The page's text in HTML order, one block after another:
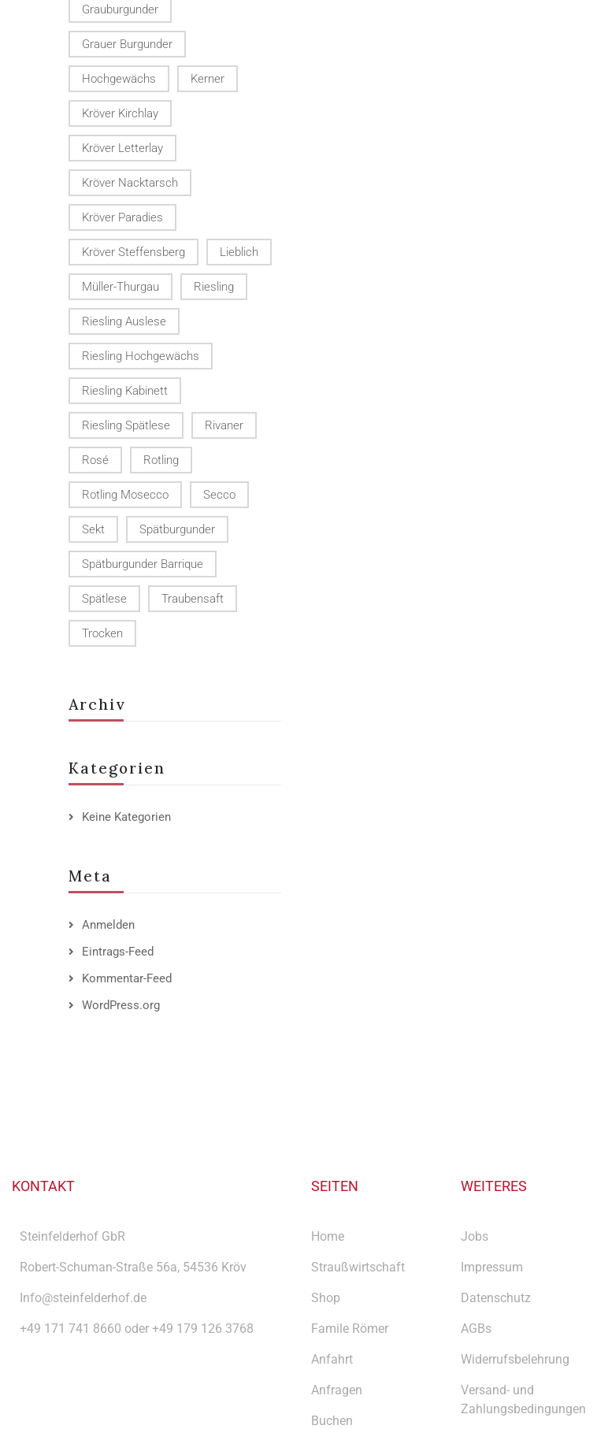
Grauburgunder
Grauer Burgunder
Hochgewächs Kerner
Kröver Kirchlay
Kröver Letterlay
Kröver Nacktarsch
Kröver Paradies
Kröver Steffensberg Lieblich
Müller-Thurgau Riesling
Riesling Auslese
Riesling Hochgewächs
Riesling Kabinett
Riesling Spätlese Rivaner
Rosé Rotling
Rotling Mosecco Secco
Sekt Spätburgunder
Spätburgunder Barrique
Spätlese Traubensaft
Trocken
Archiv
Kategorien
Keine Kategorien
Meta
Anmelden
Eintrags-Feed
Kommentar-Feed
WordPress.org
KONTAKT
Steinfelderhof GbR
Robert-Schuman-Straße 56a, 54536 Kröv
Info@steinfelderhof.de
+49 171 741 8660 oder +49 179 126 3768
SEITEN
Home
Straußwirtschaft
Shop
Famile Römer
Anfahrt
Anfragen
Buchen
WEITERES
Jobs
Impressum
Datenschutz
AGBs
Widerrufsbelehrung
Versand- und
Zahlungsbedingungen